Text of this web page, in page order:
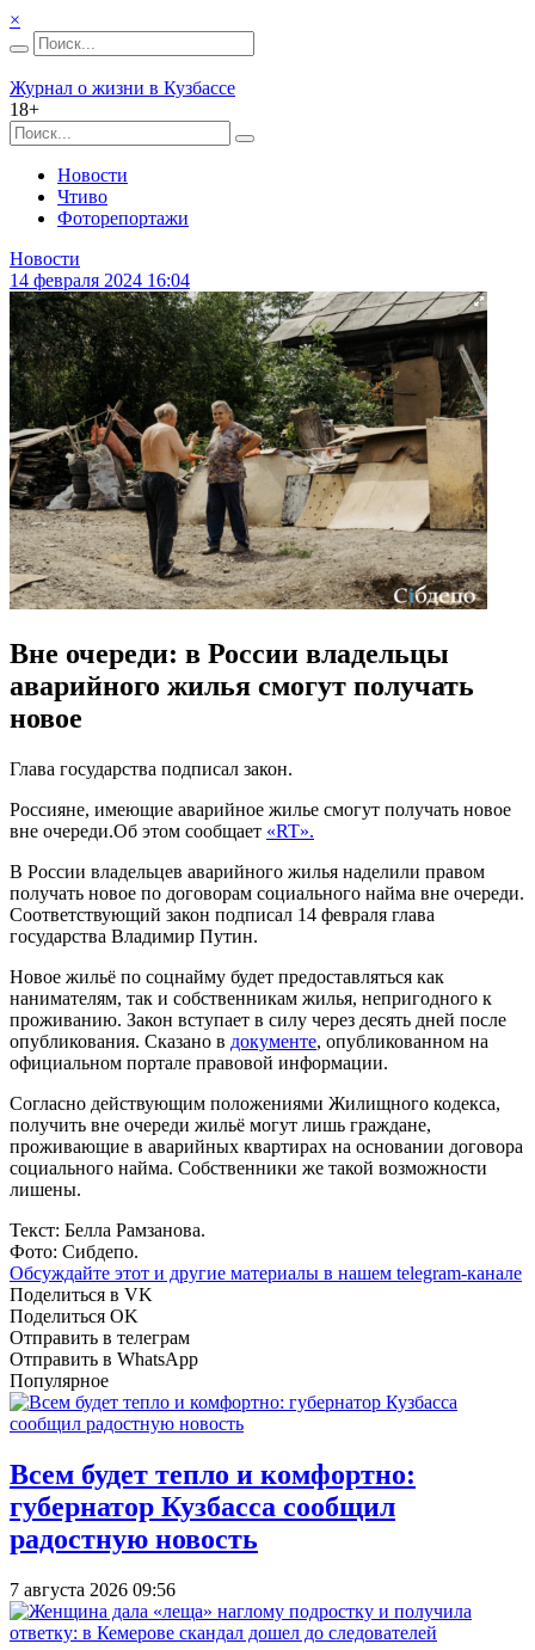
×
Журнал о жизни в Кузбассе
18+
Новости
Чтиво
Фоторепортажи
Новости
14 февраля 2024 16:04
Вне очереди: в России владельцы
аварийного жилья смогут получать
новое
Глава государства подписал закон.
Россияне, имеющие аварийное жилье смогут получать новое
вне очереди.Об этом сообщает «RT».
В России владельцев аварийного жилья наделили правом
получать новое по договорам социального найма вне очереди.
Соответствующий закон подписал 14 февраля глава
государства Владимир Путин.
Новое жильё по соцнайму будет предоставляться как
нанимателям, так и собственникам жилья, непригодного к
проживанию. Закон вступает в силу через десять дней после
опубликования. Сказано в документе, опубликованном на
официальном портале правовой информации.
Согласно действующим положениями Жилищного кодекса,
получить вне очереди жильё могут лишь граждане,
проживающие в аварийных квартирах на основании договора
социального найма. Собственники же такой возможности
лишены.
Текст: Белла Рамзанова.
Фото: Сибдепо.
Обсуждайте этот и другие материалы в нашем telegram-канале
Поделиться в VK
Поделиться OK
Отправить в телеграм
Отправить в WhatsApp
Популярное
Всем будет тепло и комфортно:
губернатор Кузбасса сообщил
радостную новость
7 августа 2026 09:56